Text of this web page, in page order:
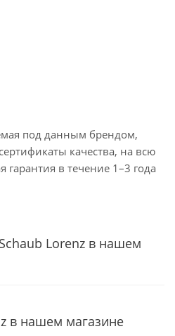
под данным брендом,
качества, на всю
гарантия в течение 1–3 года
Lorenz в нашем
в нашем магазине